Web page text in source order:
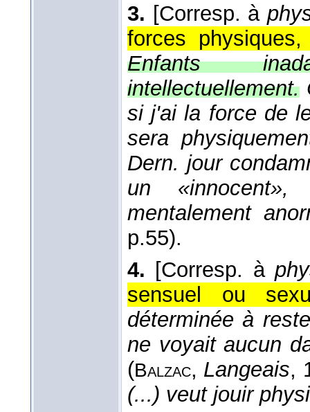
3. [Corresp. à
forces
Enfants
intellectuellement.
si j'ai la force de
sera
Dern. jour
un
mentalement
p.55).
4. [Corresp. à
sensuel ou
déterminée à
ne voyait aucun
(Balzac, Langeais,
(...) veut jouir